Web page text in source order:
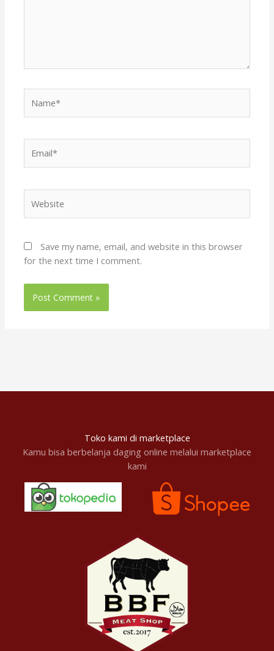
Save my name, email, and website in this browser
for the next time I comment.
Toko kami di marketplace
Kamu bisa berbelanja daging online melalui marketplace
kami